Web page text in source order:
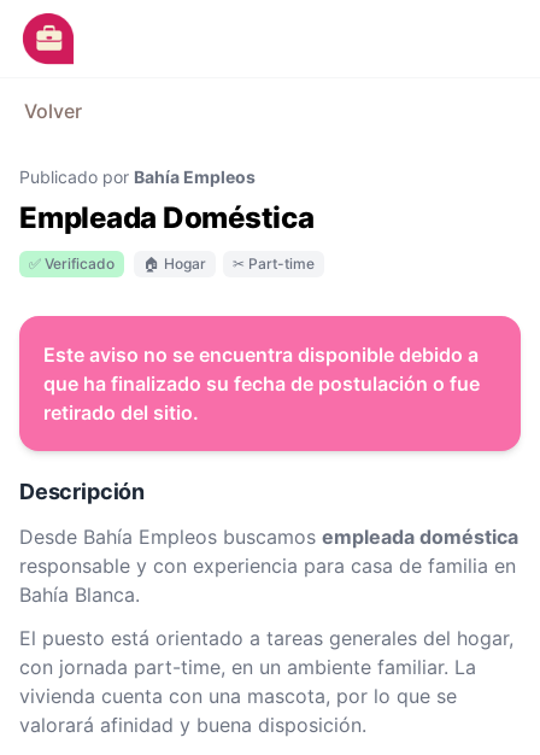
Ir al contenido principal
Categorías
Empresas
Blog
Dejá tu CV
Volver
Publicado por Bahía Empleos
Empleada Doméstica
✅ Verificado 🏠 Hogar ✂ Part-time
Este aviso no se encuentra disponible debido a
que ha finalizado su fecha de postulación o fue
retirado del sitio.
Descripción
Desde Bahía Empleos buscamos empleada doméstica
responsable y con experiencia para casa de familia en
Bahía Blanca.
El puesto está orientado a tareas generales del hogar,
con jornada part-time, en un ambiente familiar. La
vivienda cuenta con una mascota, por lo que se
valorará afinidad y buena disposición.